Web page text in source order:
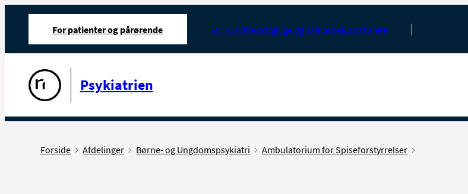
For patienter og pårørende For sundhedsfaglige og samarbejdspartnere
Psykiatrien
Forside Afdelinger Børne- og Ungdomspsykiatri Ambulatorium for Spiseforstyrrelser